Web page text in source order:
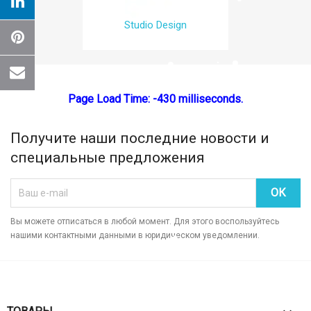
Studio Design
Page Load Time: -430 milliseconds.
Получите наши последние новости и
специальные предложения
Вы можете отписаться в любой момент. Для этого воспользуйтесь
нашими контактными данными в юридическом уведомлении.